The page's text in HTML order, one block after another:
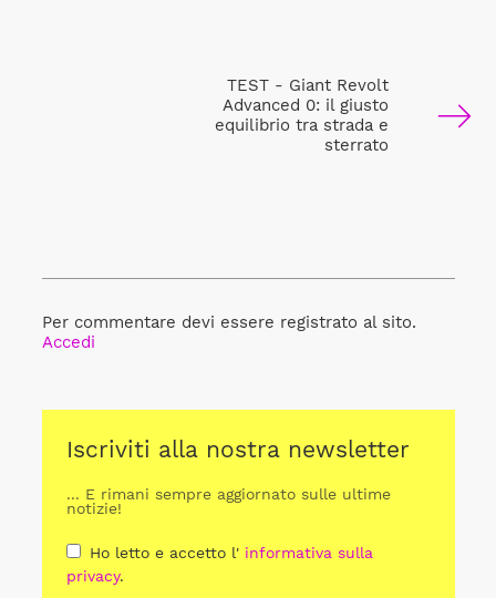
TEST - Giant Revolt
Advanced 0: il giusto
equilibrio tra strada e
sterrato
Per commentare devi essere registrato al sito.
Accedi
Iscriviti alla nostra newsletter
... E rimani sempre aggiornato sulle ultime
notizie!
Ho letto e accetto l' informativa sulla
privacy.